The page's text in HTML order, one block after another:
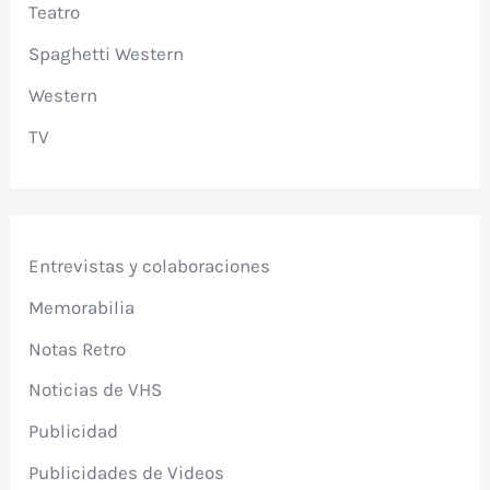
Teatro
Spaghetti Western
Western
TV
Entrevistas y colaboraciones
Memorabilia
Notas Retro
Noticias de VHS
Publicidad
Publicidades de Videos